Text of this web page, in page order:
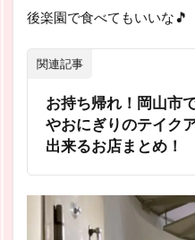
後楽園で食べてもいいな🎵
関連記事
お持ち帰れ！岡山市
やおにぎりのテイク
出来るお店まとめ！